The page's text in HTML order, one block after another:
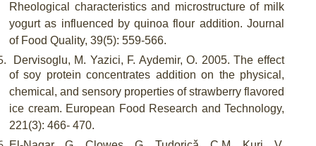
Rheological characteristics and microstructure of milk
yogurt as influenced by quinoa flour addition. Journal
of Food Quality, 39(5): 559-566.
Dervisoglu, M. Yazici, F. Aydemir, O. 2005. The effect
of soy protein concentrates addition on the physical,
chemical, and sensory properties of strawberry flavored
ice cream. European Food Research and Technology,
221(3): 466- 470.